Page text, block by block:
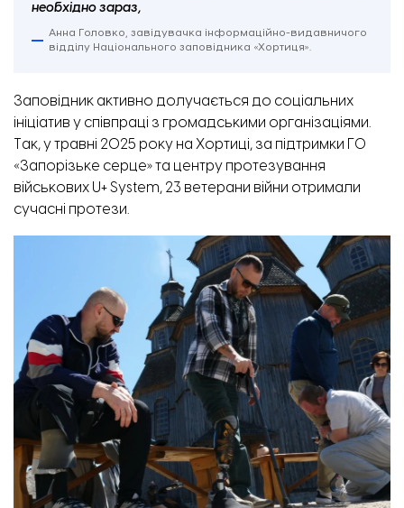
необхідно зараз,
Анна Головко, завідувачка інформаційно-видавничого
відділу Національного заповідника «Хортиця».
Заповідник активно долучається до соціальних
ініціатив у співпраці з громадськими організаціями.
Так, у травні 2025 року на Хортиці, за підтримки ГО
«Запорізьке серце» та центру протезування
військових U+ System, 23 ветерани війни отримали
сучасні протези.